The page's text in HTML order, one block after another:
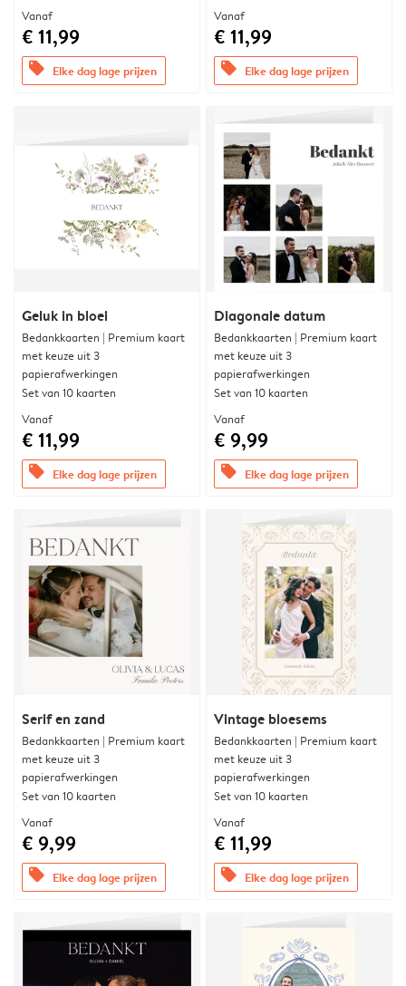
Vanaf
€ 11,99
offers Elke dag lage prijzen
Vanaf
€ 11,99
offers Elke dag lage prijzen
Geluk in bloei
Bedankkaarten | Premium kaart
met keuze uit 3
papierafwerkingen
Set van 10 kaarten
Vanaf
€ 11,99
offers Elke dag lage prijzen
Diagonale datum
Bedankkaarten | Premium kaart
met keuze uit 3
papierafwerkingen
Set van 10 kaarten
Vanaf
€ 9,99
offers Elke dag lage prijzen
Serif en zand
Bedankkaarten | Premium kaart
met keuze uit 3
papierafwerkingen
Set van 10 kaarten
Vanaf
€ 9,99
offers Elke dag lage prijzen
Vintage bloesems
Bedankkaarten | Premium kaart
met keuze uit 3
papierafwerkingen
Set van 10 kaarten
Vanaf
€ 11,99
offers Elke dag lage prijzen